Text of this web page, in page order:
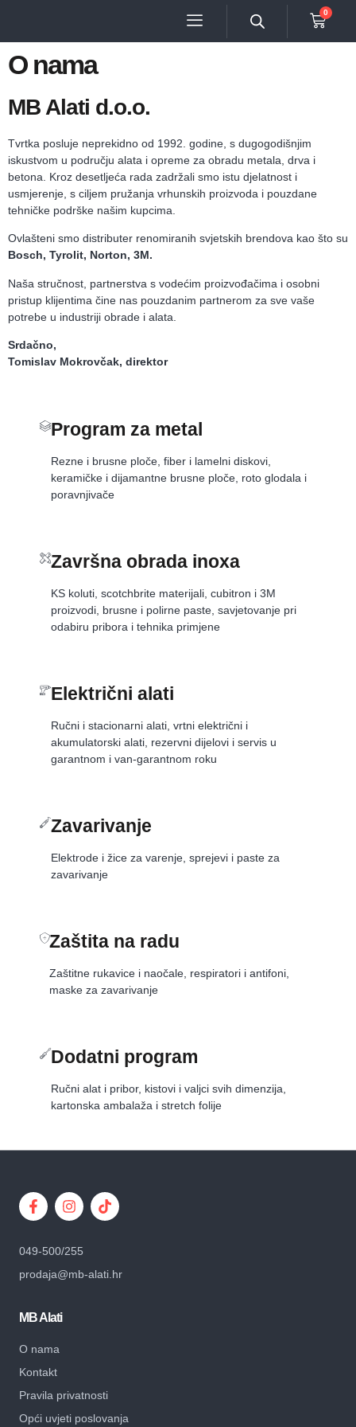
0
O nama
MB Alati d.o.o.
Tvrtka posluje neprekidno od 1992. godine, s dugogodišnjim
iskustvom u području alata i opreme za obradu metala, drva i
betona. Kroz desetljeća rada zadržali smo istu djelatnost i
usmjerenje, s ciljem pružanja vrhunskih proizvoda i pouzdane
tehničke podrške našim kupcima.
Ovlašteni smo distributer renomiranih svjetskih brendova kao što su
Bosch, Tyrolit, Norton, 3M.
Naša stručnost, partnerstva s vodećim proizvođačima i osobni
pristup klijentima čine nas pouzdanim partnerom za sve vaše
potrebe u industriji obrade i alata.
Srdačno,
Tomislav Mokrovčak, direktor
Program za metal
Rezne i brusne ploče, fiber i lamelni diskovi,
keramičke i dijamantne brusne ploče, roto glodala i
poravnjivače
Završna obrada inoxa
KS koluti, scotchbrite materijali, cubitron i 3M
proizvodi, brusne i polirne paste, savjetovanje pri
odabiru pribora i tehnika primjene
Električni alati
Ručni i stacionarni alati, vrtni električni i
akumulatorski alati, rezervni dijelovi i servis u
garantnom i van-garantnom roku
Zavarivanje
Elektrode i žice za varenje, sprejevi i paste za
zavarivanje
Zaštita na radu
Zaštitne rukavice i naočale, respiratori i antifoni,
maske za zavarivanje
Dodatni program
Ručni alat i pribor, kistovi i valjci svih dimenzija,
kartonska ambalaža i stretch folije
049-500/255
prodaja@mb-alati.hr
MB Alati
O nama
Kontakt
Pravila privatnosti
Opći uvjeti poslovanja